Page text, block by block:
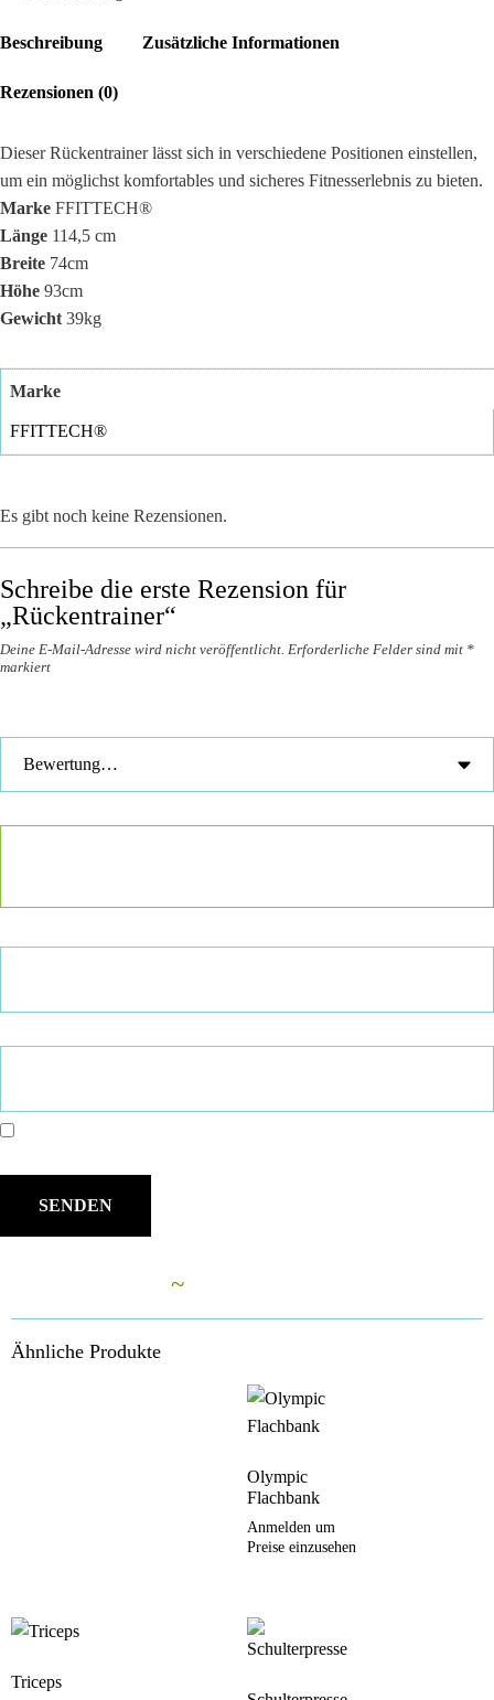
Beschreibung Zusätzliche Informationen
Rezensionen (0)
Dieser Rückentrainer lässt sich in verschiedene Positionen einstellen,
um ein möglichst komfortables und sicheres Fitnesserlebnis zu bieten.
Marke FFITTECH®
Länge 114,5 cm
Breite 74cm
Höhe 93cm
Gewicht39kg
Marke
FFITTECH®
Es gibt noch keine Rezensionen.
Schreibe die erste Rezension für
„Rückentrainer“
Deine E-Mail-Adresse wird nicht veröffentlicht. Erforderliche Felder sind mit *
markiert
~
Ähnliche Produkte
Olympic
Flachbank
Anmelden um
Preise einzusehen
Triceps